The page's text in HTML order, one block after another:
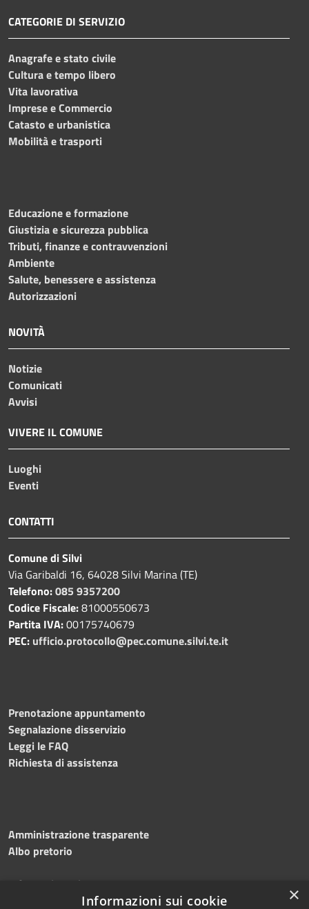
CATEGORIE DI SERVIZIO
Anagrafe e stato civile
Cultura e tempo libero
Vita lavorativa
Imprese e Commercio
Catasto e urbanistica
Mobilità e trasporti
Educazione e formazione
Giustizia e sicurezza pubblica
Tributi, finanze e contravvenzioni
Ambiente
Salute, benessere e assistenza
Autorizzazioni
NOVITÀ
Notizie
Comunicati
Avvisi
VIVERE IL COMUNE
Luoghi
Eventi
CONTATTI
Comune di Silvi
Via Garibaldi 16, 64028 Silvi Marina (TE)
Telefono:085 9357200
Codice Fiscale:81000550673
Partita IVA:00175740679
PEC: ufficio.protocollo@pec.comune.silvi.te.it
Prenotazione appuntamento
Segnalazione disservizio
Leggi le FAQ
Richiesta di assistenza
Amministrazione trasparente
Albo pretorio
Informativa privacy
×
Informazioni sui cookie